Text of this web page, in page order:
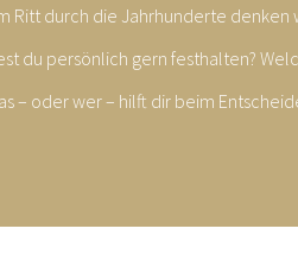
Ritt durch die Jahrhunderte denken
du persönlich gern festhalten?
– oder wer – hilft dir beim